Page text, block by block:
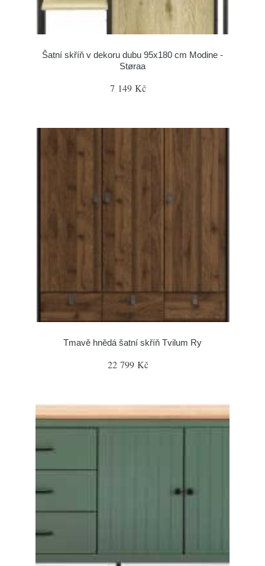
Šatní skříň v dekoru dubu 95x180 cm Modine -
Støraa
7 149 Kč
Tmavě hnědá šatní skříň Tvilum Ry
22 799 Kč